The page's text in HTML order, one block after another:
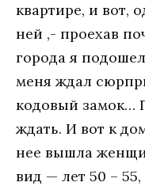
квартире, и вот,
ней ,- проехав
города я
меня ждал
кодовый замок…
ждать. И вот к
нее вышла
вид — лет 50 –